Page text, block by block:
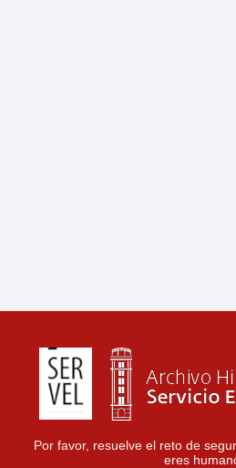
Por favor, resuelve el reto de
eres